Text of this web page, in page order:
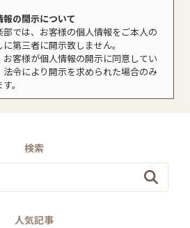
報の開示について
部では、お客様の個人情報をご本人の
第三者に開示致しません。
お客様が個人情報の開示に同意してい
法令により開示を求められた場合のみ
。
検索
人気記事